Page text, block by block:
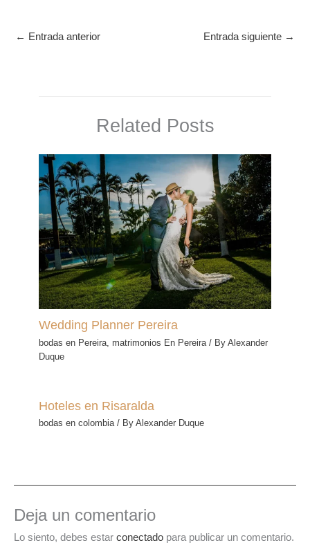
← Entrada anterior Entrada siguiente →
Related Posts
Wedding Planner Pereira
bodas en Pereira matrimonios En Pereira / ByAlexander
Duque
Hoteles en Risaralda
bodas en colombia/ ByAlexander Duque
Deja un comentario
Lo siento, debes estar conectado para publicar un comentario.